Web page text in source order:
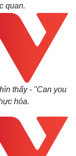
quan.
thấy - "Can you
hóa.